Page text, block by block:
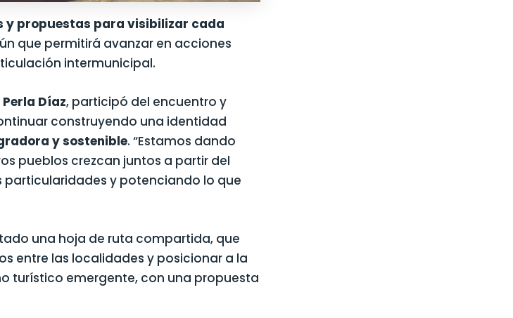
y propuestas para visibilizar cada
que permitirá avanzar en acciones
intermunicipal.
Perla Díaz, participó del encuentro y
construyendo una identidad
y sostenible. “Estamos dando
pueblos crezcan juntos a partir del
particularidades y potenciando lo que
una hoja de ruta compartida, que
entre las localidades y posicionar a la
turístico emergente, con una propuesta